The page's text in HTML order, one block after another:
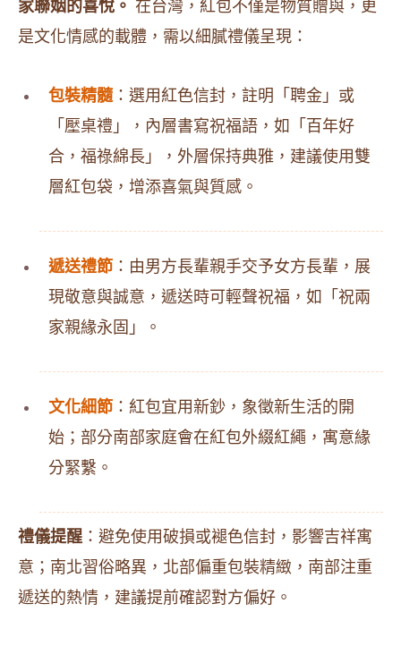
家聯姻的喜悅。 在台灣，紅包不僅是物質贈與，更
是文化情感的載體，需以細膩禮儀呈現：
包裝精髓：選用紅色信封，註明「聘金」或
「壓桌禮」，內層書寫祝福語，如「百年好
合，福祿綿長」，外層保持典雅，建議使用雙
層紅包袋，增添喜氣與質感。
遞送禮節 ：由男方長輩親手交予女方長輩，展
現敬意與誠意，遞送時可輕聲祝福，如「祝兩
家親緣永固」。
文化細節 ：紅包宜用新鈔，象徵新生活的開
始；部分南部家庭會在紅包外綴紅繩，寓意緣
分緊繫。
禮儀提醒 ：避免使用破損或褪色信封，影響吉祥寓
意；南北習俗略異，北部偏重包裝精緻，南部注重
遞送的熱情，建議提前確認對方偏好。